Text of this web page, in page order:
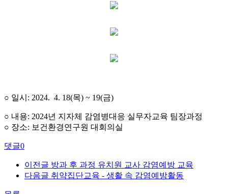
○ 일시: 2024. 4. 18(목) ~ 19(금)
○ 내용: 2024년 지자체 감염병대응 실무자교육 팀장과정
○ 장소: 보건환경연구원 대회의실
댓글0
이전글 방과 후 과정 유치원 교사 감염예방 교육
다음글 취약집단교육 - 생활 속 감염예방활동